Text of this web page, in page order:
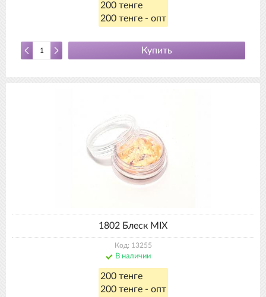
200 тенге
200 тенге - опт
Купить
1802 Блеск MIX
Код: 13255
В наличии
200 тенге
200 тенге - опт